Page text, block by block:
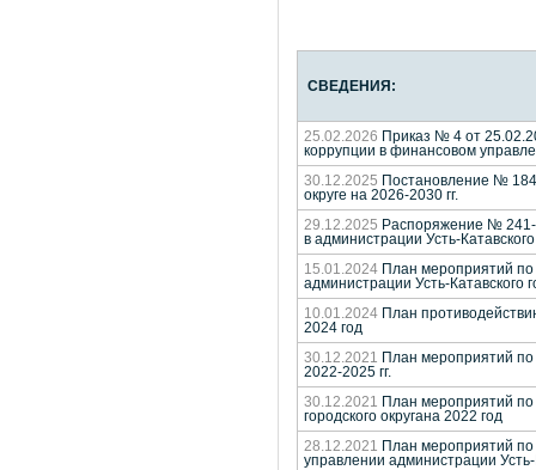
СВЕДЕНИЯ:
25.02.2026 Приказ № 4 от
коррупции в финансовом
30.12.2025 Постановление №
округе на 2026-2030 гг.
29.12.2025 Распоряжение № 241-
в администрации Усть-Катавского
15.01.2024 План мероприятий
администрации Усть-Катавского
10.01.2024 План
2024 год
30.12.2021
План мероприятий по
2022-2025 гг.
30.12.2021
План мероприятий по
городского округана 2022 год
28.12.2021
План мероприятий
управлении администрации Усть-